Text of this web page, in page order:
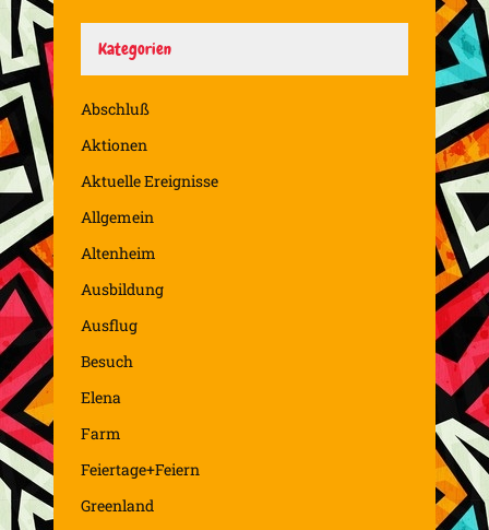
Kategorien
Abschluß
Aktionen
Aktuelle Ereignisse
Allgemein
Altenheim
Ausbildung
Ausflug
Besuch
Elena
Farm
Feiertage+Feiern
Greenland